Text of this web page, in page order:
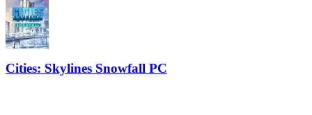
Cities: Skylines Snowfall PC